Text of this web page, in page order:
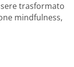
trasformato
mindfulness,